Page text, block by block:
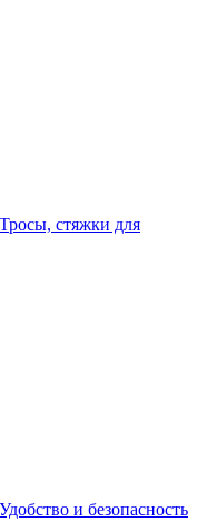
Тросы, стяжки для
Удобство и безопасность